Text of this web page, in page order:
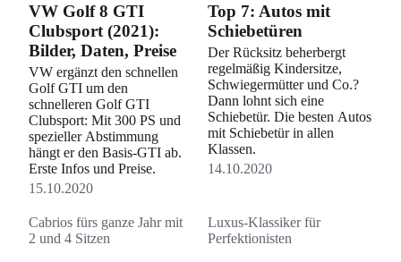
VW Golf 8 GTI
Clubsport (2021):
Bilder, Daten, Preise
VW ergänzt den schnellen
Golf GTI um den
schnelleren Golf GTI
Clubsport: Mit 300 PS und
spezieller Abstimmung
hängt er den Basis-GTI ab.
Erste Infos und Preise.
15.10.2020
Top 7: Autos mit
Schiebetüren
Der Rücksitz beherbergt
regelmäßig Kindersitze,
Schwiegermütter und Co.?
Dann lohnt sich eine
Schiebetür. Die besten Autos
mit Schiebetür in allen
Klassen.
14.10.2020
Cabrios fürs ganze Jahr mit
2 und 4 Sitzen
Luxus-Klassiker für
Perfektionisten